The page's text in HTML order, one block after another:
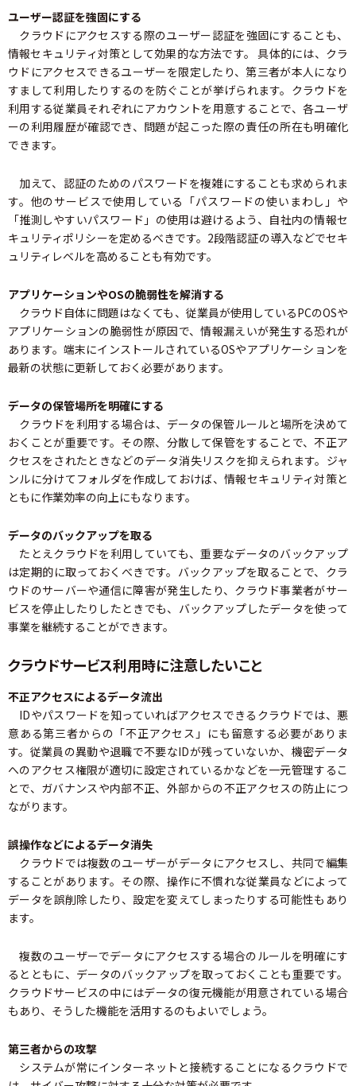
ユーザー認証を強固にする
クラウドにアクセスする際のユーザー認証を強固にすることも、
情報セキュリティ対策として効果的な方法です。 具体的には、クラ
ウドにアクセスできるユーザーを限定したり、第三者が本人になり
すまして利用したりするのを防ぐことが挙げられます。クラウドを
利用する従業員それぞれにアカウントを用意することで、各ユーザ
ーの利用履歴が確認でき、問題が起こった際の責任の所在も明確化
できます。
加えて、認証のためのパスワードを複雑にすることも求められま
す。他のサービスで使用している「パスワードの使いまわし」や
「推測しやすいパスワード」の使用は避けるよう、自社内の情報セ
キュリティポリシーを定めるべきです。2段階認証の導入などでセキ
ュリティレベルを高めることも有効です。
アプリケーションやOSの脆弱性を解消する
クラウド自体に問題はなくても、従業員が使用しているPCのOSや
アプリケーションの脆弱性が原因で、情報漏えいが発生する恐れが
あります。端末にインストールされているOSやアプリケーションを
最新の状態に更新しておく必要があります。
データの保管場所を明確にする
クラウドを利用する場合は、データの保管ルールと場所を決めて
おくことが重要です。その際、分散して保管をすることで、不正ア
クセスをされたときなどのデータ消失リスクを抑えられます。ジャ
ンルに分けてフォルダを作成しておけば、情報セキュリティ対策と
ともに作業効率の向上にもなります。
データのバックアップを取る
たとえクラウドを利用していても、重要なデータのバックアップ
は定期的に取っておくべきです。バックアップを取ることで、クラ
ウドのサーバーや通信に障害が発生したり、クラウド事業者がサー
ビスを停止したりしたときでも、バックアップしたデータを使って
事業を継続することができます。
クラウドサービス利用時に注意したいこと
不正アクセスによるデータ流出
IDやパスワードを知っていればアクセスできるクラウドでは、悪
意ある第三者からの「不正アクセス」にも留意する必要がありま
す。従業員の異動や退職で不要なIDが残っていないか、機密データ
へのアクセス権限が適切に設定されているかなどを一元管理するこ
とで、ガバナンスや内部不正、外部からの不正アクセスの防止につ
ながります。
誤操作などによるデータ消失
クラウドでは複数のユーザーがデータにアクセスし、共同で編集
することがあります。その際、操作に不慣れな従業員などによって
データを誤削除したり、設定を変えてしまったりする可能性もあり
ます。
複数のユーザーでデータにアクセスする場合のルールを明確にす
るとともに、データのバックアップを取っておくことも重要です。
クラウドサービスの中にはデータの復元機能が用意されている場合
もあり、そうした機能を活用するのもよいでしょう。
第三者からの攻撃
システムが常にインターネットと接続することになるクラウドで